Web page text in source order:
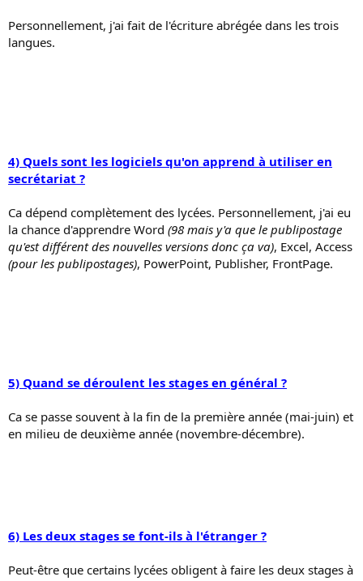
Personnellement, j'ai fait de l'écriture abrégée dans les trois
langues.
4) Quels sont les logiciels qu'on apprend à utiliser en
secrétariat ?
Ca dépend complètement des lycées. Personnellement, j'ai eu
la chance d'apprendre Word (98 mais y'a que le publipostage
qu'est différent des nouvelles versions donc ça va), Excel, Access
(pour les publipostages), PowerPoint, Publisher, FrontPage.
5) Quand se déroulent les stages en général ?
Ca se passe souvent à la fin de la première année (mai-juin) et
en milieu de deuxième année (novembre-décembre).
6) Les deux stages se font-ils à l'étranger ?
Peut-être que certains lycées obligent à faire les deux stages à